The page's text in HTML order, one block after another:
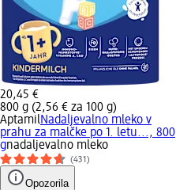
20,45 €
800 g (2,56 € za 100 g)
AptamilNadaljevalno mleko v
prahu za malčke po 1. letu..., 800
gnadaljevalno mleko
(431)
Opozorila